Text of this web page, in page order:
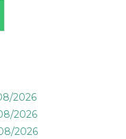
2026
2026
2026